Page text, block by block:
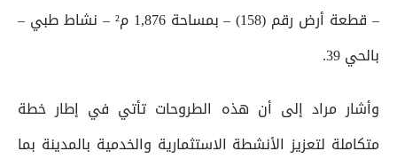
– قطعة أرض رقم (158) – بمساحة 1,876 م² – نشاط طبي –
بالحي 39.
وأشار مراد إلى أن هذه الطروحات تأتي في إطار خطة
متكاملة لتعزيز الأنشطة الاستثمارية والخدمية بالمدينة بما